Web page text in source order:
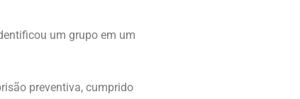
um grupo em um
preventiva, cumprido